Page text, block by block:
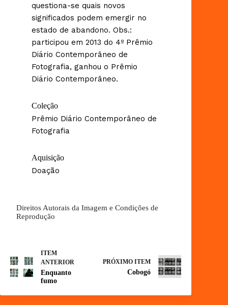
questiona-se quais novos
significados podem emergir no
estado de abandono. Obs.:
participou em 2013 do 4º Prêmio
Diário Contemporâneo de
Fotografia, ganhou o Prêmio
Diário Contemporâneo.
Coleção
Prêmio Diário Contemporâneo de
Fotografia
Aquisição
Doação
Direitos Autorais da Imagem e Condições de
Reprodução
ITEM
ANTERIOR
Enquanto
fumo
PRÓXIMO ITEM
Cobogó